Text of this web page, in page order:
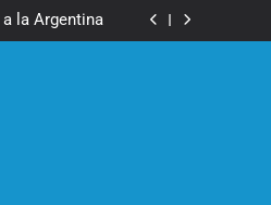
la Argentina
contra la
la Argentina
contra la
las acciones
450 puntos